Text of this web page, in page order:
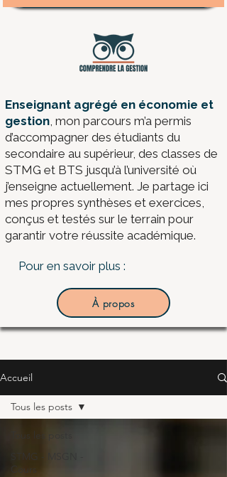
​Enseignant agrégé en économie et
gestion, mon parcours m’a permis
d’accompagner des étudiants du
secondaire au supérieur, des classes de
STMG et BTS jusqu’à l’université où
j’enseigne actuellement. Je partage ici
mes propres synthèses et exercices,
conçus et testés sur le terrain pour
garantir votre réussite académique.
Pour en savoir plus :
À propos
Accueil
Tous les posts
STMG - MSGN -
Cours
Tous les posts